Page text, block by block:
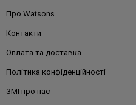
Про Watsons
Контакти
Оплата та доставка
Політика конфіденційності
ЗМІ про нас